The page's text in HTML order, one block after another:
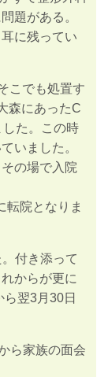
題がある。
に残ってい
こでも処置す
森にあったC
た。この時
いました。
の場で入院
転院となりま
付き添って
からが更に
ら翌3月 30日
ら家族の面会